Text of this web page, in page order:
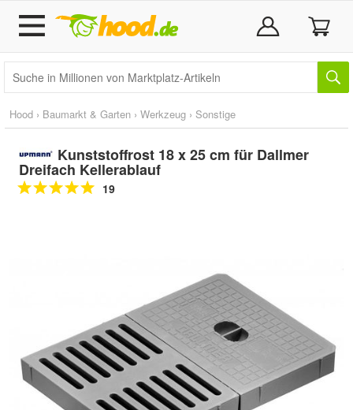
Hood › Baumarkt & Garten › Werkzeug › Sonstige
Kunststoffrost 18 x 25 cm für Dallmer
Dreifach Kellerablauf
19